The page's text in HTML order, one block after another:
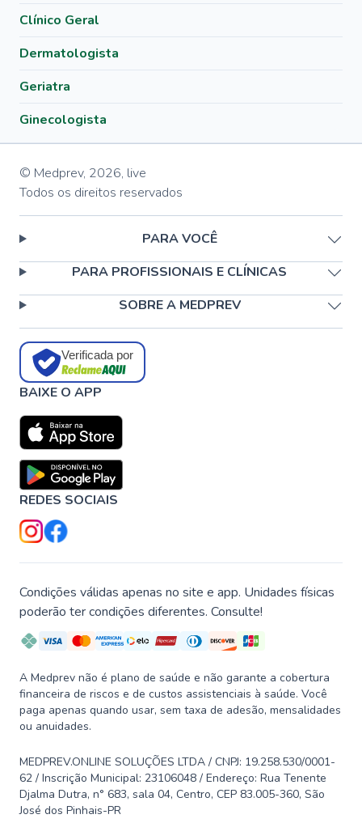
Clínico Geral
Dermatologista
Geriatra
Ginecologista
© Medprev, 2026, live
Todos os direitos reservados
PARA VOCÊ
PARA PROFISSIONAIS E CLÍNICAS
SOBRE A MEDPREV
Verificada por
BAIXE O APP
REDES SOCIAIS
Condições válidas apenas no site e app. Unidades físicas
poderão ter condições diferentes. Consulte!
A Medprev não é plano de saúde e não garante a cobertura
financeira de riscos e de custos assistenciais à saúde. Você
paga apenas quando usar, sem taxa de adesão, mensalidades
ou anuidades.
MEDPREV.ONLINE SOLUÇÕES LTDA / CNPJ: 19.258.530/0001-
62 / Inscrição Municipal: 23106048 / Endereço: Rua Tenente
Djalma Dutra, n° 683, sala 04, Centro, CEP 83.005-360, São
José dos Pinhais-PR